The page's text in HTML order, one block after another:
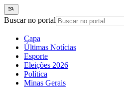
Buscar no portal
Capa
Últimas Notícias
Esporte
Eleições 2026
Política
Minas Gerais